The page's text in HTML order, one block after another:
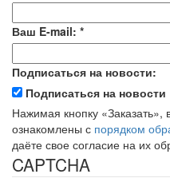
Ваш E-mail: *
Подписаться на новости:
Подписаться на новости
Нажимая кнопку «Заказать»,
ознакомлены с порядком
даёте свое согласие на их
CAPTCHA